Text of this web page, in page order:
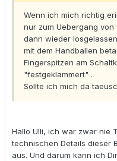
Wenn ich mich richtig
nur zum Uebergang
dann wieder
mit dem Handballen
Fingerspitzen am
"festgeklammert" .
Sollte ich mich da
Hallo Ulli, ich war zwar nie
technischen Details dieser
aus. Und darum kann ich